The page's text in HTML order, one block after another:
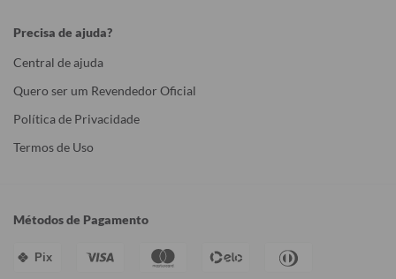
Precisa de ajuda?
Central de ajuda
Quero ser um Revendedor Oficial
Política de Privacidade
Termos de Uso
Métodos de Pagamento
Pix